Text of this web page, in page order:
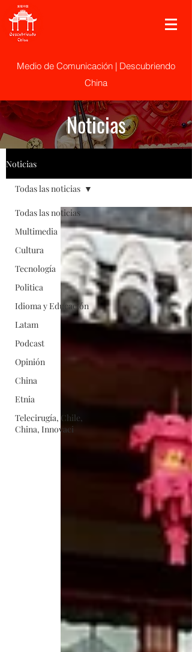
Medio de Comunicación | Descubriendo
China
Noticias
Noticias
Todas las noticias
Multimedia
Cultura
Tecnología
Politica
Idioma y Educación
Latam
Podcast
Opinión
China
Etnia
Telecirugía, Chile,
China, Innovaci
Todas las noticias